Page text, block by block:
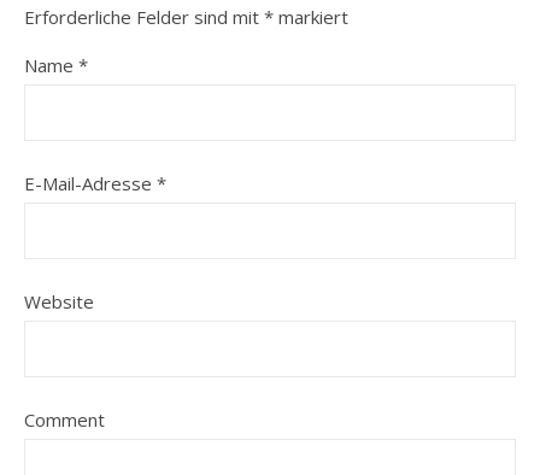
Erforderliche Felder sind mit * markiert
Name *
E-Mail-Adresse *
Website
Comment